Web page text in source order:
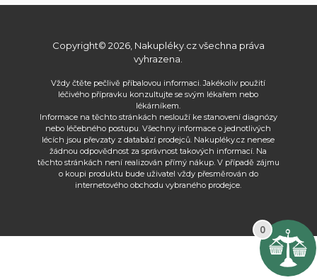
Copyright© 2026, Nakupléky.cz všechna práva
vyhrazena.
Vždy čtěte pečlivě příbalovou informaci. Jakékoliv použití
léčivého přípravku konzultujte se svým lékařem nebo
lékárníkem.
Informace na těchto stránkách neslouží ke stanovení diagnózy
nebo léčebného postupu. Všechny informace o jednotlivých
lécích jsou převzaty z databází prodejců. Nakupléky.cz nenese
žádnou odpovědnost za správnost takových informací. Na
těchto stránkách není realizován přímý nákup. V případě zájmu
o koupi produktu bude uživatel vždy přesměrován do
internetového obchodu vybraného prodejce.
0